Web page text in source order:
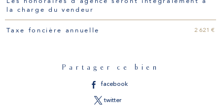
la charge du vendeur
Taxe foncière annuelle 2 621 €
Partager ce bien
facebook
twitter